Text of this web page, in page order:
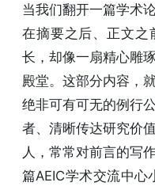
当我们翻开一篇学术
在摘要之后、正文之
长，却像一扇精心雕
殿堂。这部分内容，
绝非可有可无的例行
者、清晰传达研究价
人，常常对前言的写
篇AEIC学术交流中心